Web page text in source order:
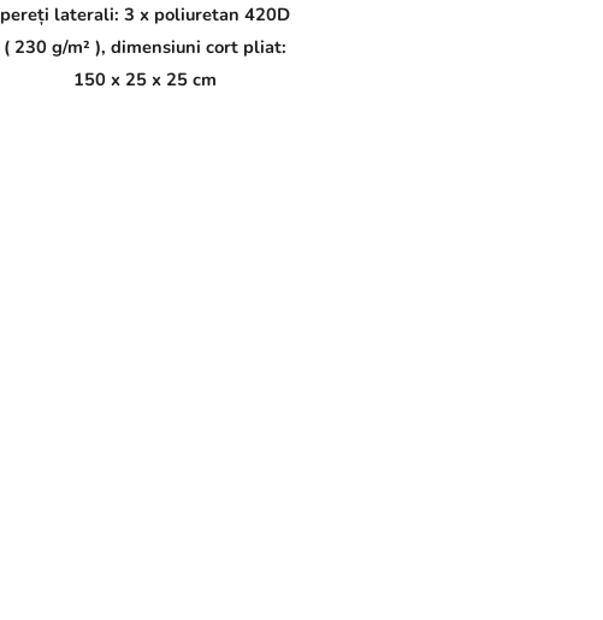
pereți laterali: 3 x poliuretan 420D
( 230 g/m² ), dimensiuni cort pliat:
150 x 25 x 25 cm